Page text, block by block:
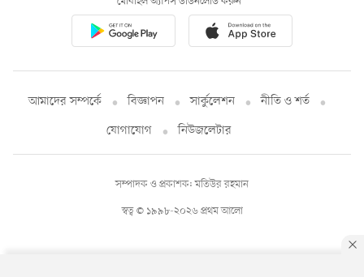
আমাদের সম্পর্কে বিজ্ঞাপন সার্কুলেশন
নীতি ও শর্ত
যোগাযোগ
নিউজলেটার
স্বত্ব © ১৯৯৮-২০২৬ প্রথম আলো
সম্পাদক ও প্রকাশক: মতিউর রহমান